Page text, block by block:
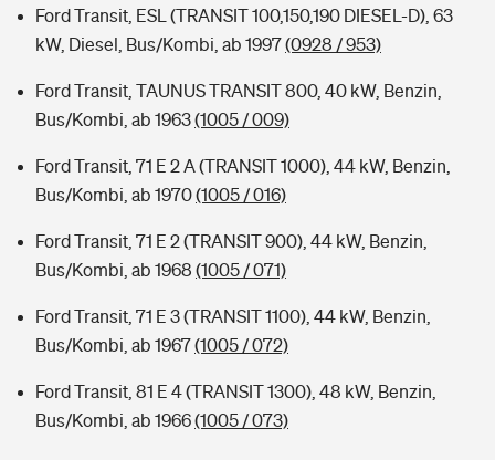
Ford Transit, ESL (TRANSIT 100,150,190 DIESEL-D), 63
kW, Diesel, Bus/Kombi, ab 1997(0928 / 953)
Ford Transit, TAUNUS TRANSIT 800, 40 kW, Benzin,
Bus/Kombi, ab 1963(1005 / 009)
Ford Transit, 71 E 2 A (TRANSIT 1000), 44 kW, Benzin,
Bus/Kombi, ab 1970(1005 / 016)
Ford Transit, 71 E 2 (TRANSIT 900), 44 kW, Benzin,
Bus/Kombi, ab 1968 (1005 / 071)
Ford Transit, 71 E 3 (TRANSIT 1100), 44 kW, Benzin,
Bus/Kombi, ab 1967(1005 / 072)
Ford Transit, 81 E 4 (TRANSIT 1300), 48 kW, Benzin,
Bus/Kombi, ab 1966(1005 / 073)